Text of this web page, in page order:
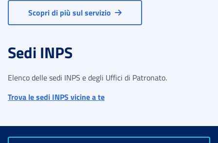
Scopri di più sul servizio
Sedi INPS
Elenco delle sedi INPS e degli Uffici di Patronato.
Trova le sedi INPS vicine a te